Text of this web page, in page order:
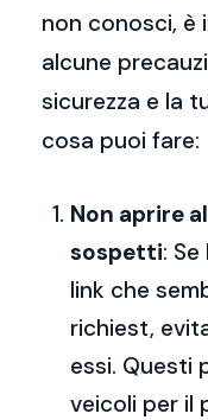
non conosci,
alcune
sicurezza e la
cosa puoi fare:
Non aprire
sospetti:
link che
richiest,
essi. Questi
veicoli per il